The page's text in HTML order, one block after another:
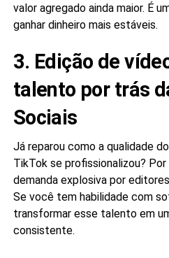
valor agregado ainda maior. É
ganhar dinheiro mais estáveis.
3. Edição de
talento por trás
Sociais
Já reparou como a qualidade
TikTok se profissionalizou? Por
demanda explosiva por
Se você tem habilidade com
transformar esse talento em
consistente.